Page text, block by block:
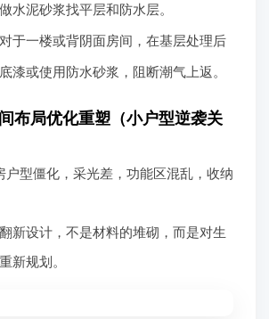
水泥砂浆找平层和防水层。
对于一楼或背阴面房间，在基层处理后
漆或使用防水砂浆，阻断潮气上返。
布局优化重塑（小户型逆袭关
户型僵化，采光差，功能区混乱，收纳
翻新设计，不是材料的堆砌，而是对生
新规划。